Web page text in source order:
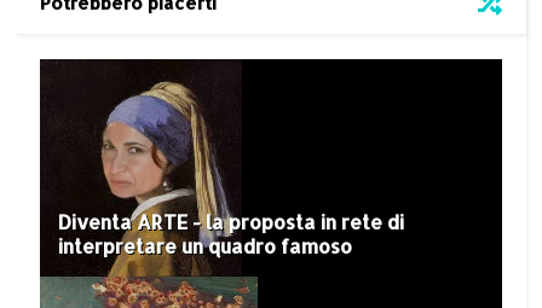
Diventa ARTE - la proposta in rete di
interpretare un quadro famoso